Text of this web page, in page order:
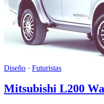
Diseño · Futuristas
Mitsubishi L200